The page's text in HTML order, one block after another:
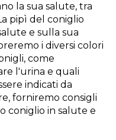
la sua salute, tra
pipì del coniglio
e sulla sua
i diversi colori
come
l'urina e quali
indicati da
forniremo consigli
coniglio in salute e